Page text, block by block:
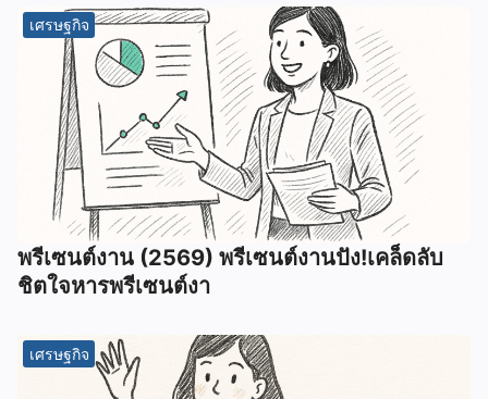
เศรษฐกิจ
พรีเซนต์งาน (2569) พรีเซนต์งานปัง!เคล็ดลับ
ชิตใจหารพรีเซนต์งา
เศรษฐกิจ